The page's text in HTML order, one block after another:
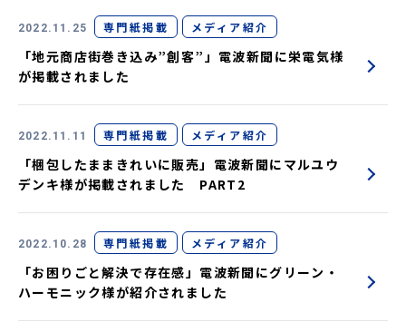
2022.11.25 専門紙掲載 メディア紹介
「地元商店街巻き込み”創客”」電波新聞に栄電気様
が掲載されました
2022.11.11 専門紙掲載 メディア紹介
「梱包したままきれいに販売」電波新聞にマルユウ
デンキ様が掲載されました PART2
2022.10.28 専門紙掲載 メディア紹介
「お困りごと解決で存在感」電波新聞にグリーン・
ハーモニック様が紹介されました